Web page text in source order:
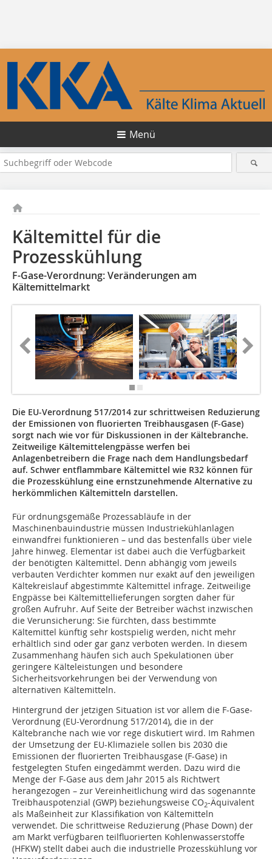
Menü
Kältemittel für die
Prozesskühlung
F-Gase-Verordnung: Veränderungen am
Kältemittelmarkt
Die EU-Verordnung 517/2014 zur schrittweisen Reduzierung
der Emissionen von fluorierten Treibhausgasen (F-Gase)
sorgt nach wie vor für Diskussionen in der Kältebranche.
Zeitweilige Kältemittelengpässe werfen bei
Anlagenbetreibern die Frage nach dem Handlungsbedarf
auf. Schwer entflammbare Kältemittel wie R32 können für
die Prozesskühlung eine ernstzunehmende Alternative zu
herkömmlichen Kältemitteln darstellen.
Für ordnungsgemäße Prozessabläufe in der
Maschinenbauindustrie müssen Industriekühlanlagen
einwandfrei funktionieren – und das bestenfalls über viele
Jahre hinweg. Elementar ist dabei auch die Verfügbarkeit
der benötigten Kältemittel. Denn abhängig vom jeweils
verbauten Verdichter kommen nur exakt auf den jeweiligen
Kältekreislauf abgestimmte Kältemittel infrage. Zeitweilige
Engpässe bei Kältemittellieferungen sorgten daher für
großen Aufruhr. Auf Seite der Betreiber wächst inzwischen
die Verunsicherung: Sie fürchten, dass bestimmte
Kältemittel künftig sehr kostspielig werden, nicht mehr
erhältlich sind oder gar ganz verboten werden. In diesem
Zusammenhang häufen sich auch Spekulationen über
geringere Kälteleistungen und besondere
Sicherheitsvorkehrungen bei der Verwendung von
alternativen Kältemitteln.
Hintergrund der jetzigen Situation ist vor allem die F-Gase-
Verordnung (EU-Verordnung 517/2014), die in der
Kältebranche nach wie vor rege diskutiert wird. Im Rahmen
der Umsetzung der EU-Klimaziele sollen bis 2030 die
Emissionen der fluorierten Treibhausgase (F-Gase) in
festgelegten Stufen eingedämmt werden. Dazu wird die
Menge der F-Gase aus dem Jahr 2015 als Richtwert
herangezogen – zur Vereinheitlichung wird das sogenannte
Treibhauspotenzial (GWP) beziehungsweise CO2-Äquivalent
als Maßeinheit zur Klassifikation von Kältemitteln
verwendet. Die schrittweise Reduzierung (Phase Down) der
am Markt verfügbaren teilfluorierten Kohlenwasserstoffe
(HFKW) stellt dabei auch die industrielle Prozesskühlung vor